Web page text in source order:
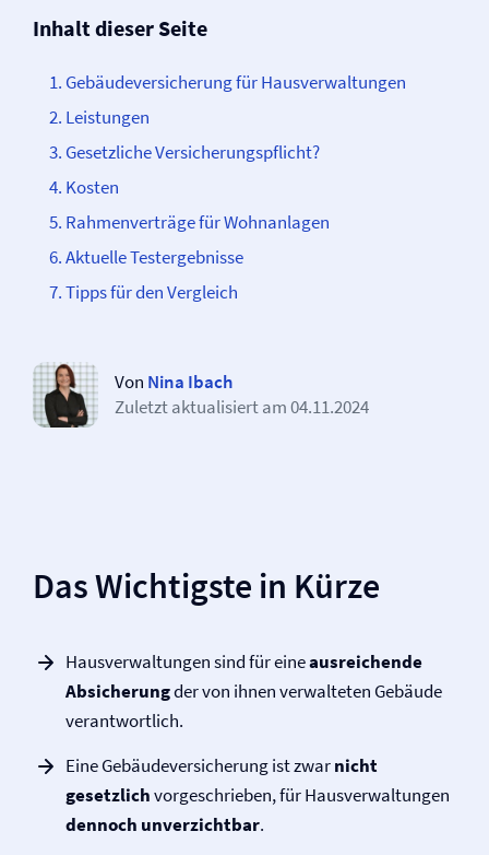
Inhalt dieser Seite
Gebäude­­versicherung für Haus­­verwaltungen
Leistungen
Gesetzliche Versicherungspflicht?
Kosten
Rahmenverträge für Wohnanlagen
Aktuelle Testergebnisse
Tipps für den Vergleich
Von Nina Ibach
Zuletzt aktualisiert am04.11.2024
Das Wichtigste in Kürze
Haus­verwaltungen sind für eineausreichende
Absicherungder von ihnen verwalteten Gebäude
verantwortlich.
Eine Gebäude­versicherung ist zwarnicht
gesetzlichvorgeschrieben, für Haus­verwaltungen
dennoch unverzichtbar.